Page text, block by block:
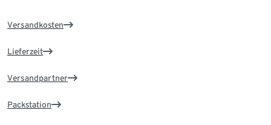
Versandkosten
Lieferzeit
Versandpartner
Packstation